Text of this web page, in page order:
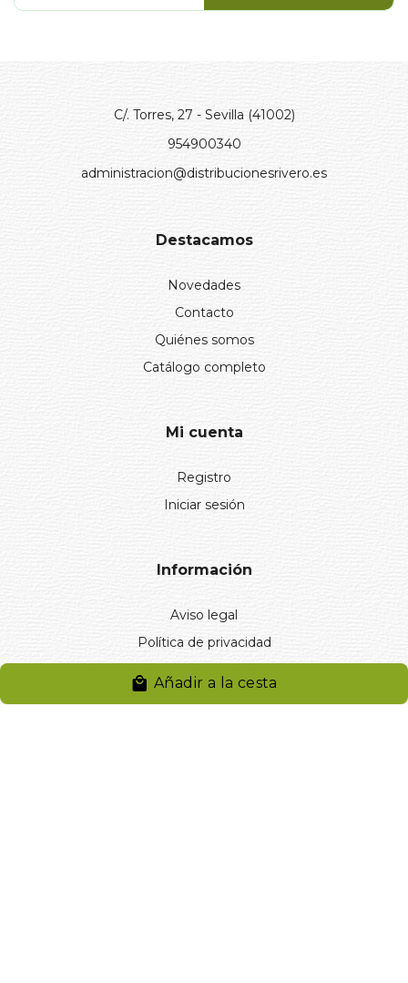
Añadir a la cesta
C/. Torres, 27 - Sevilla (41002)
954900340
administracion@distribucionesrivero.es
Destacamos
Novedades
Contacto
Quiénes somos
Catálogo completo
Mi cuenta
Registro
Iniciar sesión
Información
Aviso legal
Política de privacidad